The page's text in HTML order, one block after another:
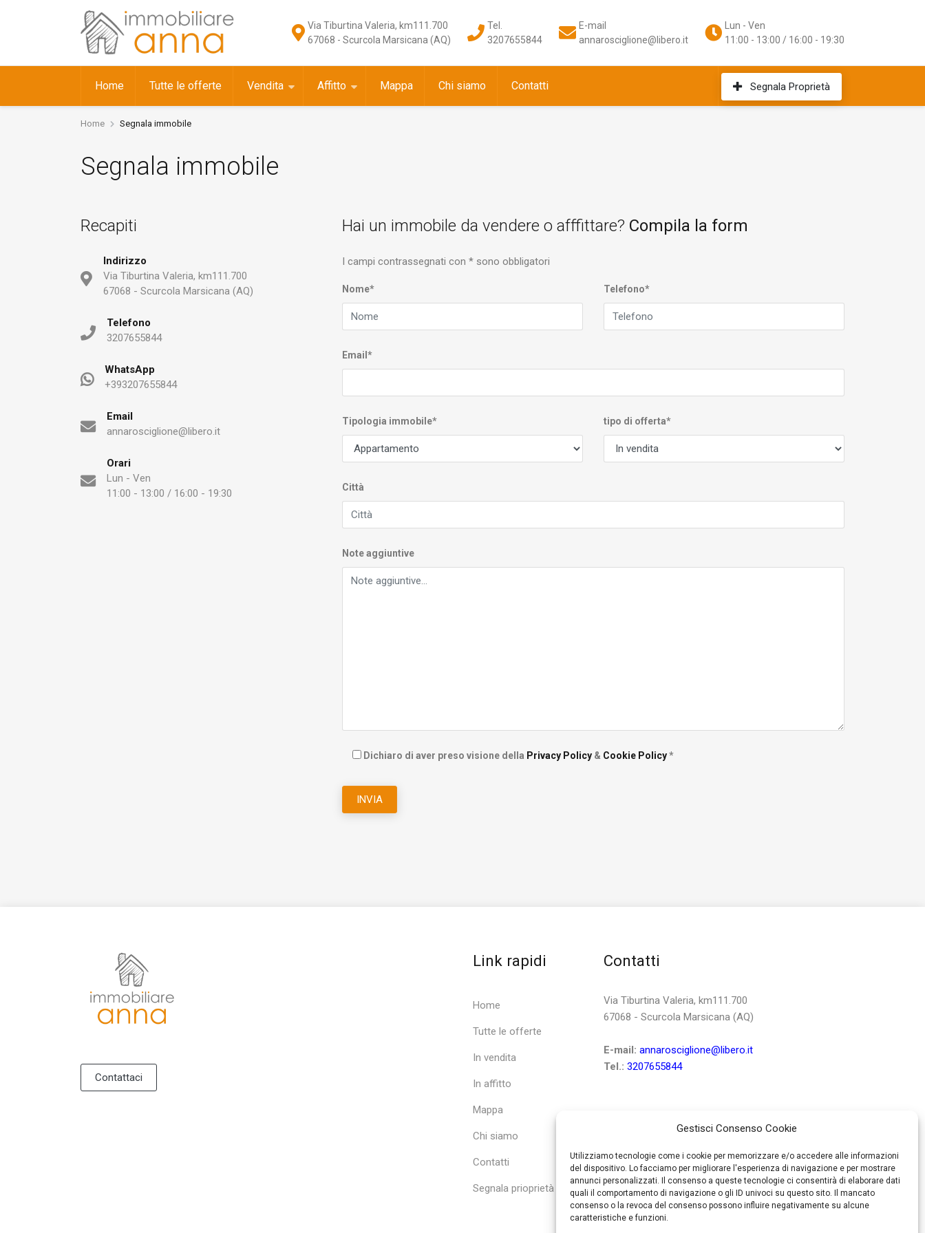
Gestisci Consenso Cookie
Utilizziamo tecnologie come i cookie per memorizzare e/o accedere alle informazioni
del dispositivo. Lo facciamo per migliorare l'esperienza di navigazione e per mostrare
annunci personalizzati. Il consenso a queste tecnologie ci consentirà di elaborare dati
quali il comportamento di navigazione o gli ID univoci su questo sito. Il mancato
consenso o la revoca del consenso possono influire negativamente su alcune
caratteristiche e funzioni.
Via Tiburtina Valeria, km111.700
67068 - Scurcola Marsicana (AQ)
Tel.
3207655844
E-mail
annarosciglione@libero.it
Lun - Ven
11:00 - 13:00 / 16:00 - 19:30
Home Tutte le offerte Vendita Affitto Mappa Chi siamo Contatti Segnala Proprietà
Home Segnala immobile
Segnala immobile
Recapiti
Indirizzo
Via Tiburtina Valeria, km111.700
67068 - Scurcola Marsicana (AQ)
Telefono
3207655844
WhatsApp
+393207655844
Email
annarosciglione@libero.it
Orari
Lun - Ven
11:00 - 13:00 / 16:00 - 19:30
Hai un immobile da vendere o afffittare? Compila la form
I campi contrassegnati con * sono obbligatori
Nome* Telefono*
Email*
Tipologia immobile* tipo di offerta*
Città
Note aggiuntive
Dichiaro di aver preso visione della Privacy Policy & Cookie Policy*
Contattaci
Link rapidi
Home
Tutte le offerte
In vendita
In affitto
Mappa
Chi siamo
Contatti
Segnala prioprietà
Contatti
Via Tiburtina Valeria, km111.700
67068 - Scurcola Marsicana (AQ)
E-mail: annarosciglione@libero.it
Tel.: 3207655844